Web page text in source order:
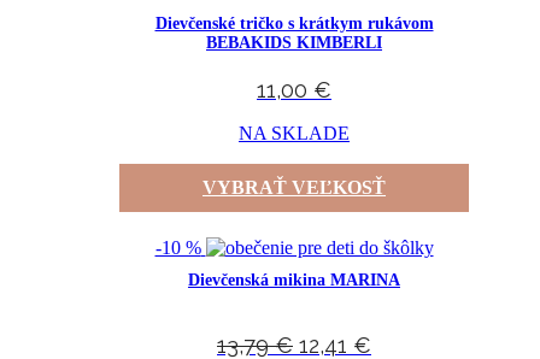
Dievčenské tričko s krátkym rukávom
BEBAKIDS KIMBERLI
11,00 €
NA SKLADE
VYBRAŤ VEĽKOSŤ
-10 %
Dievčenská mikina MARINA
13,79€ 12,41 €